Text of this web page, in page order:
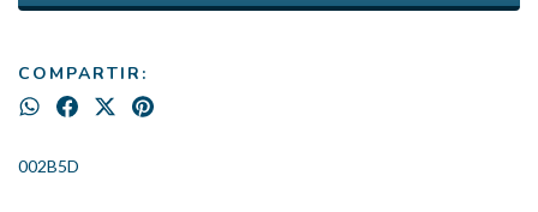
COMPARTIR:
002B5D